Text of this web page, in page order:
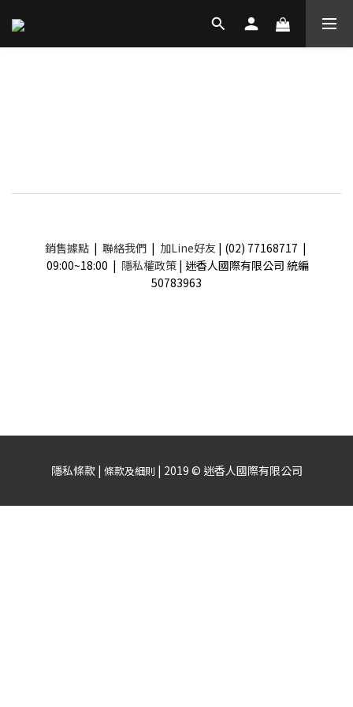
銷售據點| 聯絡我們| 加Line好友 | (02) 77168717 |
09:00~18:00 | 隱私權政策 | 迷香人國際有限公司 統編
50783963
隱私條款 | 條款及細則 | 2019 © 迷香人國際有限公司